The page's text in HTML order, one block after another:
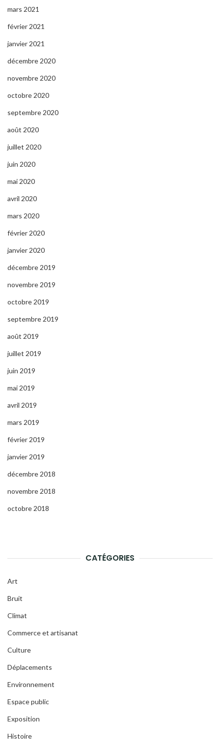
mars 2021
février 2021
janvier 2021
décembre 2020
novembre 2020
octobre 2020
septembre 2020
août 2020
juillet 2020
juin 2020
mai 2020
avril 2020
mars 2020
février 2020
janvier 2020
décembre 2019
novembre 2019
octobre 2019
septembre 2019
août 2019
juillet 2019
juin 2019
mai 2019
avril 2019
mars 2019
février 2019
janvier 2019
décembre 2018
novembre 2018
octobre 2018
CATÉGORIES
Art
Bruit
Climat
Commerce et artisanat
Culture
Déplacements
Environnement
Espace public
Exposition
Histoire